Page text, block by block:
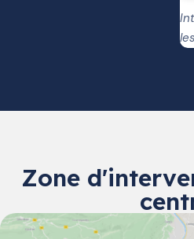
Zone